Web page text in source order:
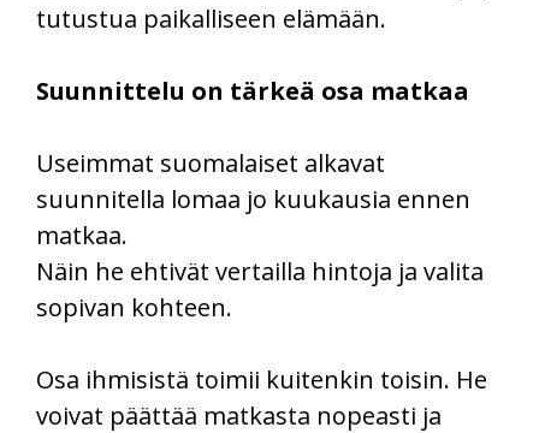
tutustua paikalliseen elämään.
Suunnittelu on tärkeä osa matkaa
Useimmat suomalaiset alkavat
suunnitella lomaa jo kuukausia ennen
matkaa.
Näin he ehtivät vertailla hintoja ja valita
sopivan kohteen.
Osa ihmisistä toimii kuitenkin toisin. He
voivat päättää matkasta nopeasti ja